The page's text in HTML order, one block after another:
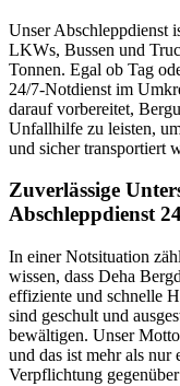
Unser Abschleppdienst
LKWs, Bussen und
Tonnen. Egal ob Tag
24/7-Notdienst im
darauf vorbereitet,
Unfallhilfe zu leisten,
und sicher transportiert
Zuverlässige
Abschleppdienst
In einer Notsituation
wissen, dass Deha
effiziente und schnelle
sind geschult und
bewältigen. Unser
und das ist mehr als nur
Verpflichtung